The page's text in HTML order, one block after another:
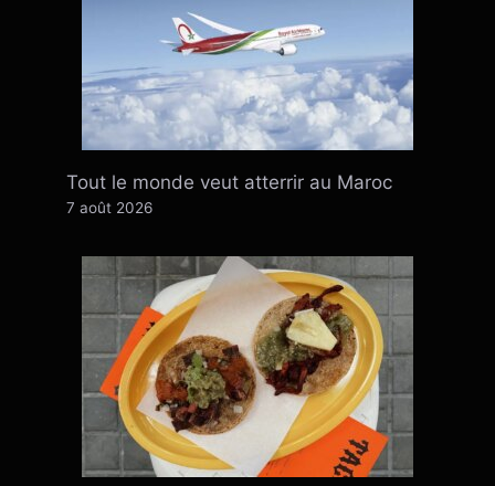
Tout le monde veut atterrir au Maroc
7 août 2026